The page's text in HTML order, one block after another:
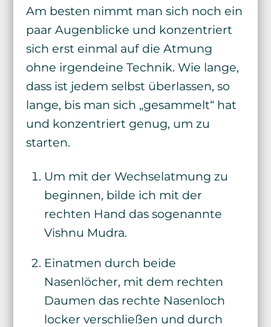
Am besten nimmt man sich noch ein
paar Augenblicke und konzentriert
sich erst einmal auf die Atmung
ohne irgendeine Technik. Wie lange,
dass ist jedem selbst überlassen, so
lange, bis man sich „gesammelt“ hat
und konzentriert genug, um zu
starten.
Um mit der Wechselatmung zu
beginnen, bilde ich mit der
rechten Hand das sogenannte
Vishnu Mudra.
Einatmen durch beide
Nasenlöcher, mit dem rechten
Daumen das rechte Nasenloch
locker verschließen und durch